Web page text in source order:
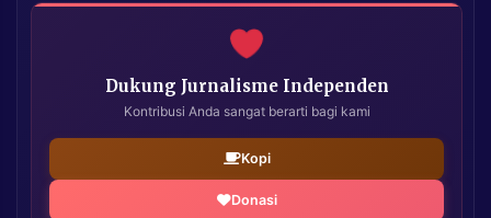
Dukung Jurnalisme Independen
Kontribusi Anda sangat berarti bagi kami
Kopi
Donasi